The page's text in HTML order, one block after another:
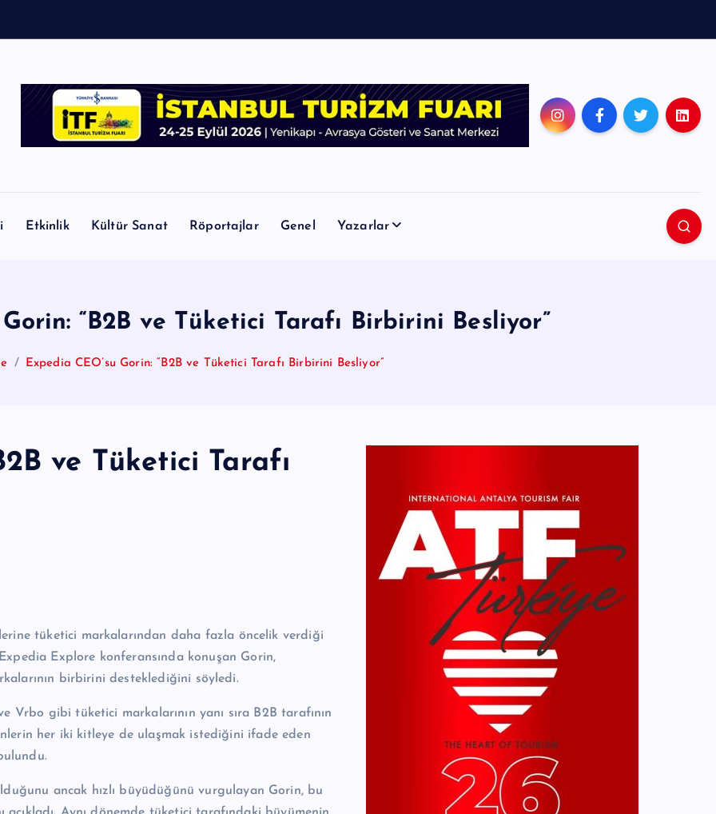
Etkinlik Kültür Sanat Röportajlar Genel Yazarlar
“B2B ve Tüketici Tarafı Birbirini Besliyor”
Expedia CEO’su Gorin: “B2B ve Tüketici Tarafı Birbirini Besliyor”
ve Tüketici Tarafı
tüketici markalarından daha fazla öncelik verdiği
Explore konferansında konuşan Gorin,
birbirini desteklediğini söyledi.
gibi tüketici markalarının yanı sıra B2B tarafının
her iki kitleye de ulaşmak istediğini ifade eden
ancak hızlı büyüdüğünü vurgulayan Gorin, bu